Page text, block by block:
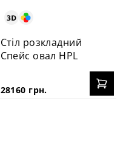
Стіл розкладний
Спейс овал HPL
28160 грн.